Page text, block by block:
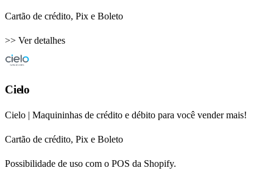
Cartão de crédito, Pix e Boleto
>> Ver detalhes
Cielo
Cielo | Maquininhas de crédito e débito para você vender mais!
Cartão de crédito, Pix e Boleto
Possibilidade de uso com o POS da Shopify.